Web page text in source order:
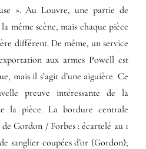
». Au Louvre, une partie de
même scène, mais chaque pièce
différent. De même, un service
aux armes Powell est
mais il s’agit d’une aiguière. Ce
preuve intéressante de la
la pièce. La bordure centrale
Gordon / Forbes : écartelé au 1
sanglier coupées d’or (Gordon);